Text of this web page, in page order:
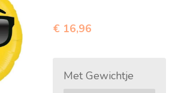
€ 16,96
Met Gewichtje